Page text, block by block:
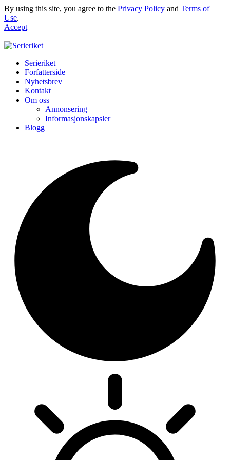
By using this site, you agree to the Privacy Policy and Terms of
Use.
Accept
Serieriket
Forfatterside
Nyhetsbrev
Kontakt
Om oss
Annonsering
Informasjonskapsler
Blogg